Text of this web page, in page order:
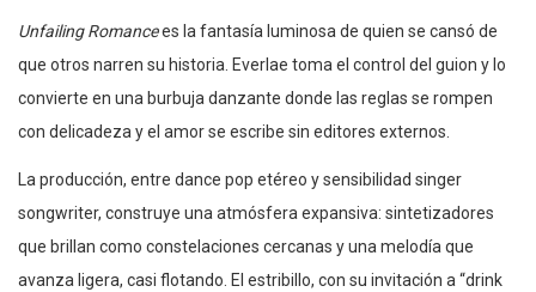
Unfailing Romancees la fantasía luminosa de quien se cansó de
que otros narren su historia. Everlae toma el control del guion y lo
convierte en una burbuja danzante donde las reglas se rompen
con delicadeza y el amor se escribe sin editores externos.
La producción, entre dance pop etéreo y sensibilidad singer
songwriter, construye una atmósfera expansiva: sintetizadores
que brillan como constelaciones cercanas y una melodía que
avanza ligera, casi flotando. El estribillo, con su invitación a “drink